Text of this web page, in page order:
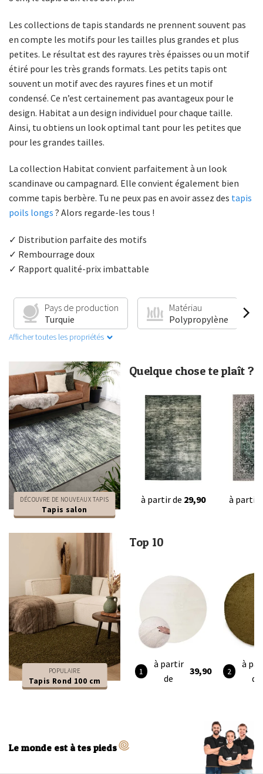
Les collections de tapis standards ne prennent souvent pas
en compte les motifs pour les tailles plus grandes et plus
petites. Le résultat est des rayures très épaisses ou un motif
étiré pour les très grands formats. Les petits tapis ont
souvent un motif avec des rayures fines et un motif
condensé. Ce n’est certainement pas avantageux pour le
design. Habitat a un design individuel pour chaque taille.
Ainsi, tu obtiens un look optimal tant pour les petites que
pour les grandes tailles.
La collection Habitat convient parfaitement à un look
scandinave ou campagnard. Elle convient également bien
comme tapis berbère. Tu ne peux pas en avoir assez des tapis
poils longs ? Alors regarde-les tous !
✓ Distribution parfaite des motifs
✓ Rembourrage doux
✓ Rapport qualité-prix imbattable
Pays de production
Turquie
Matériau
Polypropylène
Afficher toutes les propriétés
DÉCOUVRE DE NOUVEAUX TAPIS
Tapis salon
Quelque chose te plaît ?
à partir de 29,90 à partir
POPULAIRE
Tapis Rond 100 cm
Top 10
à partir
de
39,90
à
de
Le monde est à tes pieds